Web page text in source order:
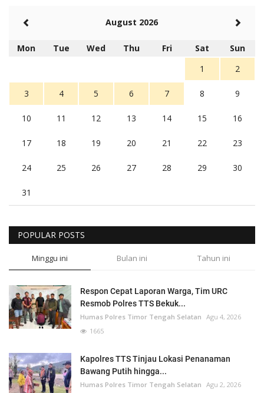
August 2026
Mon Tue Wed Thu Fri Sat
Sun
1
2
3 4 5 6 7 8 9
10 11 12 13 14 15 16
17 18 19 20 21 22 23
24 25 26 27 28 29 30
31
POPULAR POSTS
Minggu ini Bulan ini Tahun ini
Respon Cepat Laporan Warga, Tim URC
Resmob Polres TTS Bekuk...
Humas Polres Timor Tengah Selatan Agu 4, 2026
1665
Kapolres TTS Tinjau Lokasi Penanaman
Bawang Putih hingga...
Humas Polres Timor Tengah Selatan Agu 2, 2026